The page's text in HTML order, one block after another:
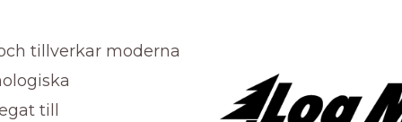
tillverkar moderna
till